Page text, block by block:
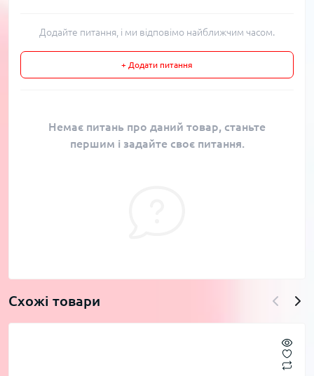
Додайте питання, і ми відповімо найближчим часом.
+ Додати питання
Немає питань про даний товар, станьте
першим і задайте своє питання.
Схожі товари